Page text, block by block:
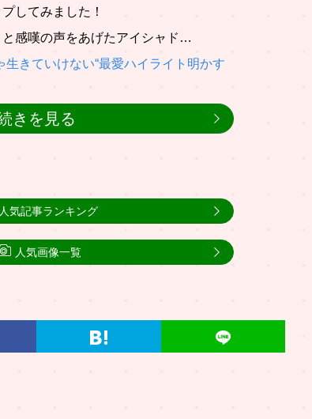
してみました！
感嘆の声をあげたアイシャド…
きていけない“最愛ハイライト明かす
きを見る
気記事ランキング
人気画像一覧